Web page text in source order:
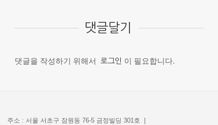
댓글달기
댓글을 작성하기 위해서 로그인 이 필요합니다.
주소 : 서울 서초구 잠원동 76-5 금정빌딩 301호 |